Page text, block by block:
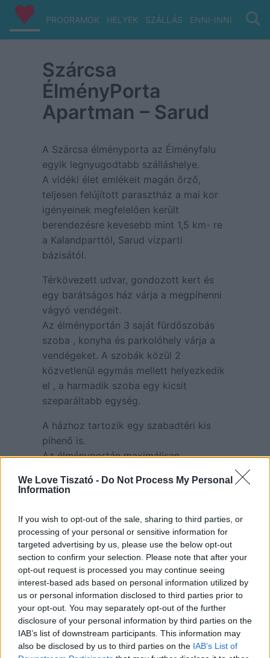
We Love Tiszató - Do Not Process My Personal
Information
If you wish to opt-out of the sale, sharing to third parties, or
processing of your personal or sensitive information for
targeted advertising by us, please use the below opt-out
section to confirm your selection. Please note that after your
opt-out request is processed you may continue seeing
interest-based ads based on personal information utilized by
us or personal information disclosed to third parties prior to
your opt-out. You may separately opt-out of the further
disclosure of your personal information by third parties on the
IAB’s list of downstream participants. This information may
also be disclosed by us to third parties on the IAB’s List of
PROGRAMOK HELYEK SZÁLLÁS ENNI-INNI VIZ/
Szárcsa
ÉlményPorta
Apartman – Sarud
A Szárcsa élményporta az Élményfalu
egyik legnyugodtabb szálláshelye.
A vidéki élet emlékeit magán őrző,
teljesen felújított parasztház a mai kor
igényeinek megfelelően került
berendezésre kevesebb mint 1,5 km- re
a Kalandparttól, Sarud vízparti
bázisától.
Térkövezett udvar, gondozott kert és
egy barátságos ház várja a megpihenni
vágyó vendégeit.
Az élményportán 3 saját fürdőszobás
szoba , konyha és parkolóhely várja a
vendégeket. A szobák közül 2
közvetlenül egymás mellett helyezkedik
el , a harmadik szoba egy kicsit
szeparáltabb egység.
A házhoz tartozik egy szabadtéri kis
pihenő is.
Az élményportán maximálisan
fő.
Szárcsa ÉlményPorta Apartman
elérhetőségek:
W:https://szallas.hu/szarcsa-
elmenyporta-apartman-sarud?
ref=list&adults=2&provision=1
E: sarud@elmenyfalu.hu
M: +36 30 377 2211